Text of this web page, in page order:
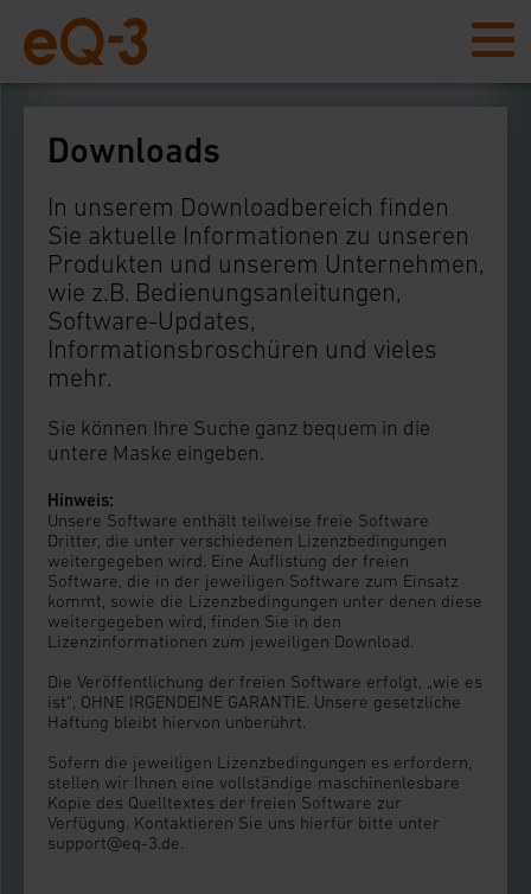
Downloads
In unserem Downloadbereich finden
Sie aktuelle Informationen zu unseren
Produkten und unserem Unternehmen,
wie z.B. Bedienungsanleitungen,
Software-Updates,
Informationsbroschüren und vieles
mehr.
Sie können Ihre Suche ganz bequem in die
untere Maske eingeben.
Hinweis:
Unsere Software enthält teilweise freie Software
Dritter, die unter verschiedenen Lizenzbedingungen
weitergegeben wird. Eine Auflistung der freien
Software, die in der jeweiligen Software zum Einsatz
kommt, sowie die Lizenzbedingungen unter denen diese
weitergegeben wird, finden Sie in den
Lizenzinformationen zum jeweiligen Download.
Die Veröffentlichung der freien Software erfolgt, „wie es
ist“, OHNE IRGENDEINE GARANTIE. Unsere gesetzliche
Haftung bleibt hiervon unberührt.
Sofern die jeweiligen Lizenzbedingungen es erfordern,
stellen wir Ihnen eine vollständige maschinenlesbare
Kopie des Quelltextes der freien Software zur
Verfügung. Kontaktieren Sie uns hierfür bitte unter
support@eq-3.de.